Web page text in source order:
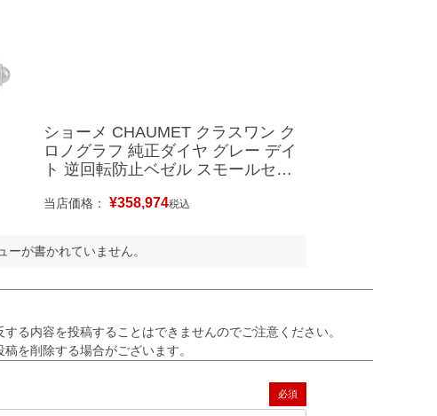
ショーメ CHAUMET クラスワン ク
ロノグラフ 純正ダイヤ グレー デイ
ト 逆回転防止ベゼル スモールセコ
【中古】中古美品
当店価格： ¥358,974税込
ーが書かれていません。
る内容を投稿することはできませんのでご注意ください。
を削除する場合がございます。